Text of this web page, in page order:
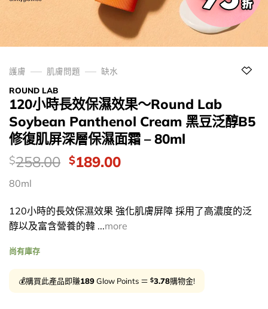
護膚 肌膚問題
缺水
ROUND LAB
120小時長效保濕效果～Round Lab
Soybean Panthenol Cream 黑豆泛醇B5
修復肌屏深層保濕面霜 – 80ml
價
錢：
$258.00 Original
$258.00.
$189.00Current
$189.00.
80ml
120小時的長效保濕效果 強化肌膚屏障 採用了高濃度的泛
醇以及富含營養的韓 ...more
尚有庫存
💰購買此產品即賺189Glow Points ＝ $3.78購物金!